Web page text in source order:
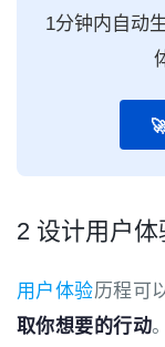
1分钟内自动
2 设计用户
用户体验历程可
取你想要的行动